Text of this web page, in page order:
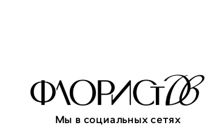
Мы в социальных сетях